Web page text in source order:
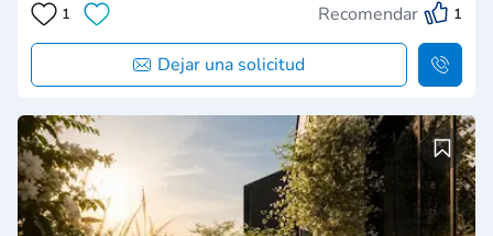
1 Recomendar 1
Dejar una solicitud